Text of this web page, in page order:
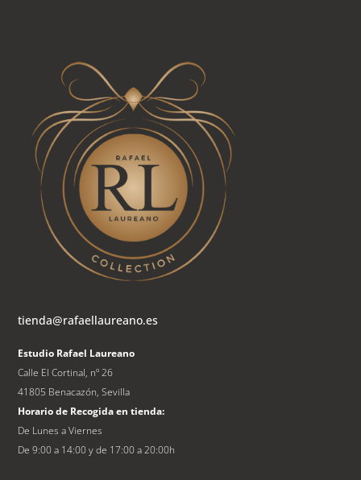
tienda@rafaellaureano.es
Estudio Rafael Laureano
Calle El Cortinal, nº 26
41805 Benacazón, Sevilla
Horario de Recogida en tienda:
De Lunes a Viernes
De 9:00 a 14:00 y de 17:00 a 20:00h